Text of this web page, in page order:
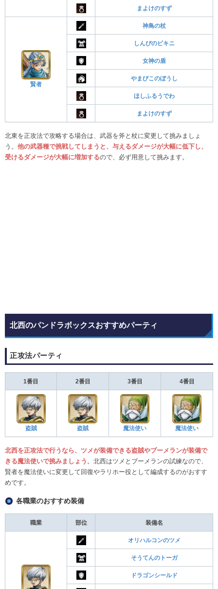
まよけのすず
賢者
神鳥の杖
しんぴのビキニ
女神の盾
やまびこのぼうし
ほしふるうでわ
まよけのすず
北東を正攻法で攻略する場合は、武器を斧と杖に変更して挑みましょ
う。 他の武器種で挑戦してしまうと、与えるダメージが大幅に低下し、
受けるダメージが大幅に増加するので、必ず用意して挑みます。
北西のパンドラボックスおすすめパーティ
正攻法パーティ
1番目 2番目 3番目 4番目
盗賊 盗賊 魔法使い 魔法使い
北西を正攻法で行うなら、ツメが装備できる盗賊やブーメランが装備で
きる魔法使いで挑みましょう 。北西はツメとブーメランの試練なので、
賢者を魔法使いに変更して回復やラリホー役として編成するのがおすす
めです。
各職業のおすすめ装備
職業 部位 装備名
オリハルコンのツメ
そうてんのトーガ
ドラゴンシールド